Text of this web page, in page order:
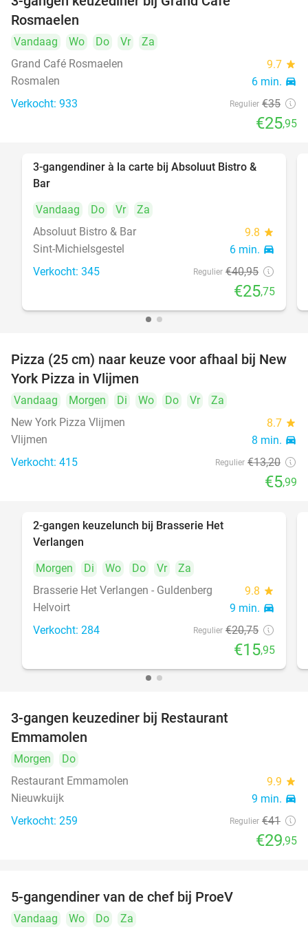
Rosmaelen
Vandaag Wo Do Vr
Za
Grand Café Rosmaelen
9.7 star
Rosmalen 6 min. directions_car
Verkocht: 933 Regulier €35
€25,95
37%
3-gangendiner à la carte bij Absoluut Bistro &
Bar
Vandaag
Do Vr
Za
Absoluut Bistro & Bar
9.8 star
Sint-Michielsgestel 6 min. directions_car
Verkocht: 345 Regulier €40,95
€25,75
55%
Pizza (25 cm) naar keuze voor afhaal bij New
York Pizza in Vlijmen
Vandaag Morgen Di Wo Do Vr
Za
New York Pizza Vlijmen
8.7 star
Vlijmen 8 min. directions_car
Verkocht: 415 Regulier €13,20
€5,99
2-gangen keuzelunch bij Brasserie Het
Verlangen
Morgen
Di Wo Do Vr
Za
Brasserie Het Verlangen - Guldenberg
9.8 star
Helvoirt 9 min. directions_car
Verkocht: 284 Regulier €20,75
€15,95
3-gangen keuzediner bij Restaurant
Emmamolen
Morgen
Do
Restaurant Emmamolen
9.9 star
Nieuwkuijk 9 min. directions_car
Verkocht: 259 Regulier €41
€29,95
5-gangendiner van de chef bij ProeV
Vandaag Wo Do Za